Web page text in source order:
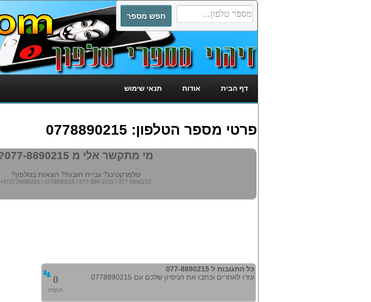
דף הבית אודות תנאי שימוש
פרטי מספר הטלפון: 0778890215
מי מתקשר אלי מ 077-8890215?
טלמרקטינג? גביית חובות? הונאות בטלפון?
+972778890215 | 0778890215 | 077-889-0215 | 077-8890215
0
תגובות
כל התגובות ל 077-8890215
עזרו לאחרים וכתבו את הניסיון שלכם עם 0778890215